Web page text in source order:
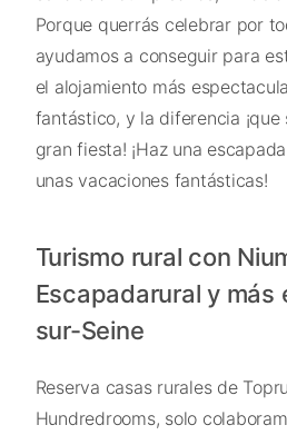
Porque querrás celebrar por
ayudamos a conseguir para
el alojamiento más
fantástico, y la diferencia ¡que
gran fiesta! ¡Haz una
unas vacaciones fantásticas!
Turismo rural con
Escapadarural y más
sur-Seine
Reserva casas rurales de
Hundredrooms, solo